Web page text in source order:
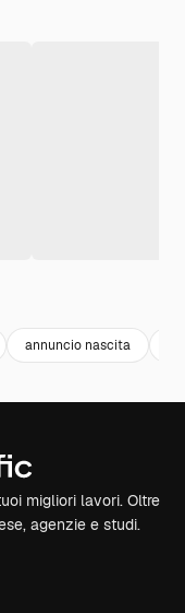
annuncio nascita
migliori lavori. Oltre
agenzie e studi.